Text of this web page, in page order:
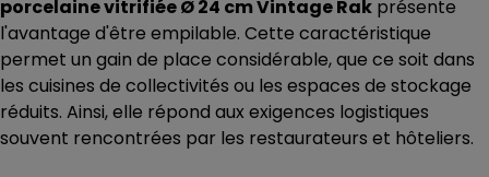
porcelaine vitrifiée Ø 24 cm Vintage Rak présente
l'avantage d'être empilable. Cette caractéristique
permet un gain de place considérable, que ce soit dans
les cuisines de collectivités ou les espaces de stockage
réduits. Ainsi, elle répond aux exigences logistiques
souvent rencontrées par les restaurateurs et hôteliers.